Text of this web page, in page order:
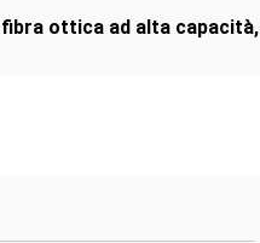
ottica ad alta capacità,